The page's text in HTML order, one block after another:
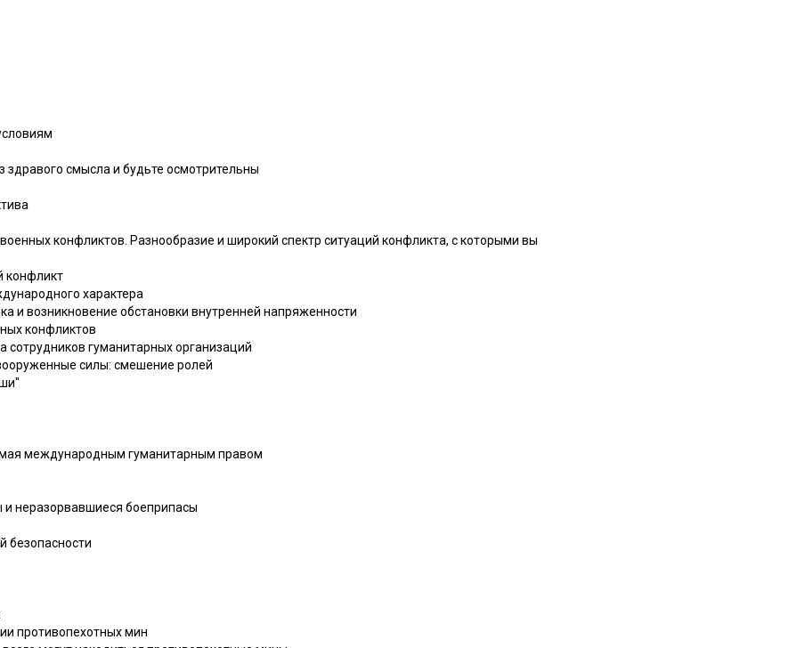
смысла и будьте осмотрительны
конфликтов. Разнообразие и широкий спектр ситуаций конфликта, с которыми вы
конфликт
характера
и возникновение обстановки внутренней напряженности
конфликтов
гуманитарных организаций
силы: смешение ролей
международным гуманитарным правом
неразорвавшиеся боеприпасы
безопасности
противопехотных мин